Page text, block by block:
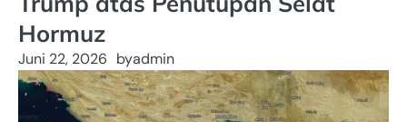
Hormuz
Juni 22, 2026 byadmin